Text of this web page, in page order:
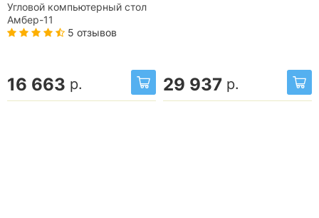
Угловой компьютерный стол
Амбер-11
5 отзывов
16 663 р. 29 937 р.